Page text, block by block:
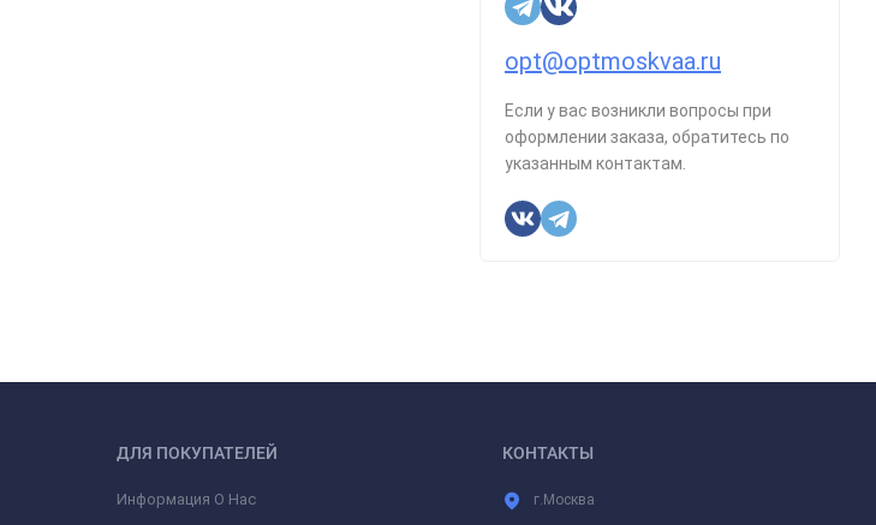
opt@optmoskvaa.ru
Если у вас возникли вопросы при
оформлении заказа, обратитесь по
указанным контактам.
ДЛЯ ПОКУПАТЕЛЕЙ
Информация О Нас
КОНТАКТЫ
г.Москва